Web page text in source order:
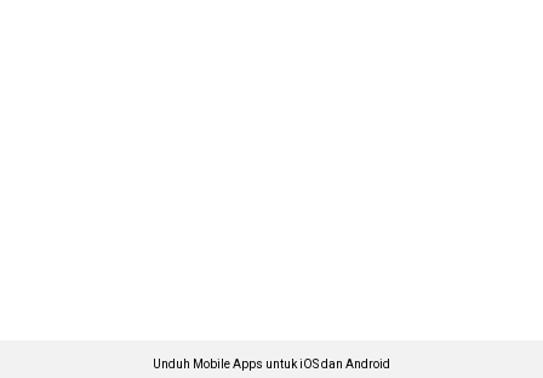
Unduh Mobile Apps untuk iOS dan Android